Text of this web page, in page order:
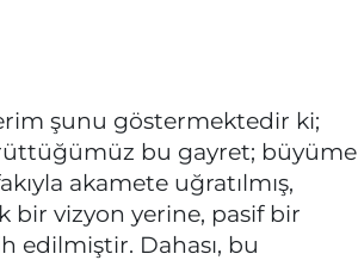
şunu göstermektedir ki;
bu gayret; büyüme
akamete uğratılmış,
bir vizyon yerine, pasif bir
edilmiştir. Dahası, bu